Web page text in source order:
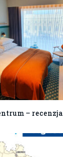
– recenzja